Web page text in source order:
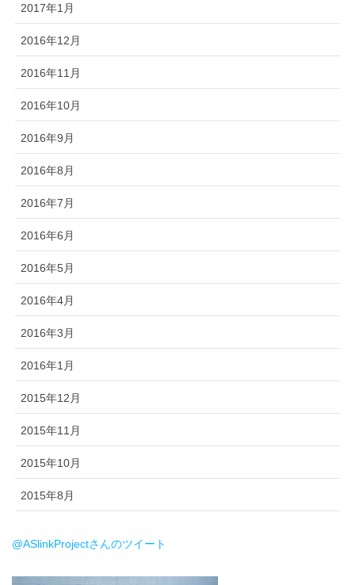
2017年1月
2016年12月
2016年11月
2016年10月
2016年9月
2016年8月
2016年7月
2016年6月
2016年5月
2016年4月
2016年3月
2016年1月
2015年12月
2015年11月
2015年10月
2015年8月
@ASlinkProjectさんのツイート